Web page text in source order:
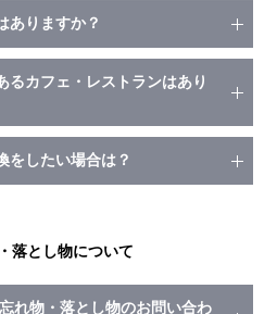
ありますか？
るカフェ・レストランはあり
をしたい場合は？
落とし物について
れ物・落とし物のお問い合わ